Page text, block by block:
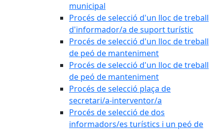
municipal
Procés de selecció d'un lloc de treball
d'informador/a de suport turístic
Procés de selecció d'un lloc de treball
de peó de manteniment
Procés de selecció d'un lloc de treball
de peó de manteniment
Procés de selecció plaça de
secretari/a-interventor/a
Procés de selecció de dos
informadors/es turístics i un peó de